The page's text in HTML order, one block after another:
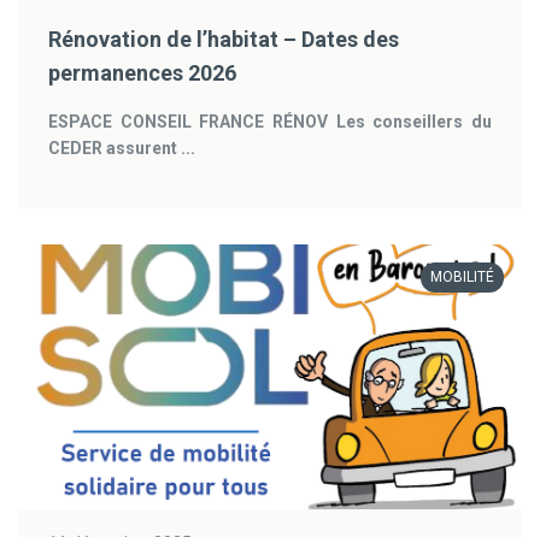
Rénovation de l’habitat – Dates des
permanences 2026
ESPACE CONSEIL FRANCE RÉNOV
Les conseillers du
CEDER assurent ...
MOBILITÉ